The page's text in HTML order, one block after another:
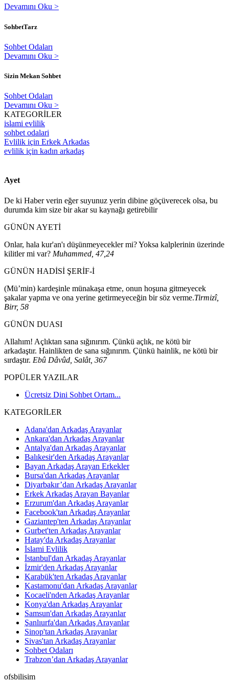
Devamını Oku >
SohbetTarz
Sohbet Odaları
Devamını Oku >
Sizin Mekan Sohbet
Sohbet Odaları
Devamını Oku >
KATEGORİLER
islami evlilik
sohbet odalari
Evlilik için Erkek Arkadas
evlilik için kadın arkadaş
Ayet
De ki Haber verin eğer suyunuz yerin dibine göçüverecek olsa, bu
durumda kim size bir akar su kaynağı getirebilir
GÜNÜN AYETİ
Onlar, hala kur'an'ı düşünmeyecekler mi? Yoksa kalplerinin üzerinde
kilitler mi var? Muhammed, 47,24
GÜNÜN HADİSİ ŞERİF-İ
(Mü’min) kardeşinle münakaşa etme, onun hoşuna gitmeyecek
şakalar yapma ve ona yerine getirmeyeceğin bir söz verme.Tirmizî,
Birr, 58
GÜNÜN DUASI
Allahım! Açlıktan sana sığınırım. Çünkü açlık, ne kötü bir
arkadaştır. Hainlikten de sana sığınırım. Çünkü hainlik, ne kötü bir
sırdaştır. Ebû Dâvûd, Salât, 367
POPÜLER YAZILAR
Ücretsiz Dini Sohbet Ortam...
KATEGORİLER
Adana'dan Arkadaş Arayanlar
Ankara'dan Arkadaş Arayanlar
Antalya'dan Arkadaş Arayanlar
Balıkesir'den Arkadaş Arayanlar
Bayan Arkadaş Arayan Erkekler
Bursa'dan Arkadaş Arayanlar
Diyarbakır’dan Arkadaş Arayanlar
Erkek Arkadaş Arayan Bayanlar
Erzurum'dan Arkadaş Arayanlar
Facebook'tan Arkadaş Arayanlar
Gaziantep'ten Arkadaş Arayanlar
Gurbet'ten Arkadaş Arayanlar
Hatay'da Arkadaş Arayanlar
İslami Evlilik
İstanbul'dan Arkadaş Arayanlar
İzmir'den Arkadaş Arayanlar
Karabük'ten Arkadaş Arayanlar
Kastamonu'dan Arkadaş Arayanlar
Kocaeli'nden Arkadaş Arayanlar
Konya'dan Arkadaş Arayanlar
Samsun'dan Arkadaş Arayanlar
Şanlıurfa'dan Arkadaş Arayanlar
Sinop'tan Arkadaş Arayanlar
Sivas'tan Arkadaş Arayanlar
Sohbet Odaları
Trabzon’dan Arkadaş Arayanlar
ofsbilisim